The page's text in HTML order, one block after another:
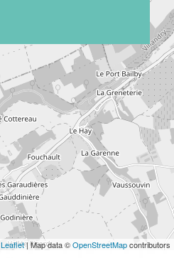
Leaflet| Map data ©OpenStreetMapcontributors